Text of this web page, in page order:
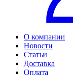
О компании
Новости
Статьи
Доставка
Оплата